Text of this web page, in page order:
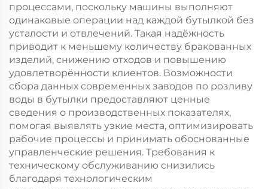
процессами, поскольку машины выполняют
одинаковые операции над каждой бутылкой без
усталости и отвлечений. Такая надёжность
приводит к меньшему количеству бракованных
изделий, снижению отходов и повышению
удовлетворённости клиентов. Возможности
сбора данных современных заводов по розливу
воды в бутылки предоставляют ценные
сведения о производственных показателях,
помогая выявлять узкие места, оптимизировать
рабочие процессы и принимать обоснованные
управленческие решения. Требования к
техническому обслуживанию снизились
благодаря технологическим